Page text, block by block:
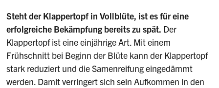
Steht der Klappertopf in Vollblüte, ist es für eine
erfolgreiche Bekämpfung bereits zu spät. Der
Klappertopf ist eine einjährige Art. Mit einem
Frühschnitt bei Beginn der Blüte kann der Klappertopf
stark reduziert und die Samenreifung eingedämmt
werden. Damit verringert sich sein Aufkommen in den